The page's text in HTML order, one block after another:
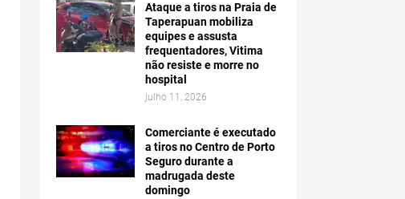
Ataque a tiros na Praia de
Taperapuan mobiliza
equipes e assusta
frequentadores, Vitima
não resiste e morre no
hospital
julho 11, 2026
Comerciante é executado
a tiros no Centro de Porto
Seguro durante a
madrugada deste
domingo